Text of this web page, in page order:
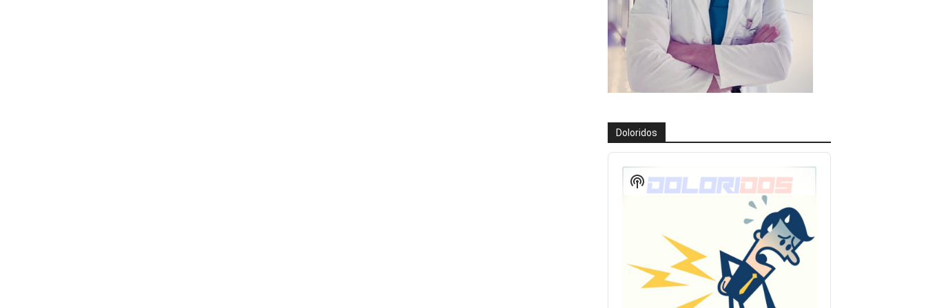
Doloridos
Reproductor
audioShow
Podcast